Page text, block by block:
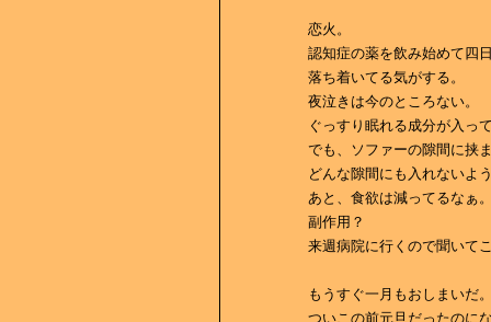
恋火。
認知症の薬を飲み始めて四
落ち着いてる気がする。
夜泣きは今のところない。
ぐっすり眠れる成分が入っ
でも、ソファーの隙間に挟
どんな隙間にも入れないよ
あと、食欲は減ってるなぁ
副作用？
来週病院に行くので聞いて
もうすぐ一月もおしまいだ
ついこの前元旦だったのに